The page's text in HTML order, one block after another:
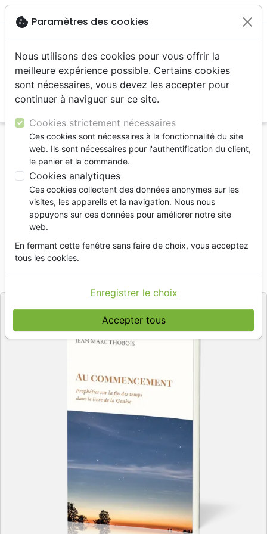
menu
Accueil Livres Etude de la Bible
Commentaires
Au commencement - Prophéties sur la fin des
temps dans le livre de la Génèse
Au commencement
Prophéties sur la fin des temps dans le
livre de la Genèse
Jean-Marc Thobois
cookie Paramètres des cookies
Nous utilisons des cookies pour vous offrir la
meilleure expérience possible. Certains cookies
sont nécessaires, vous devez les accepter pour
continuer à naviguer sur ce site.
Cookies strictement nécessaires
Ces cookies sont nécessaires à la fonctionnalité du site
web. Ils sont nécessaires pour l'authentification du client,
le panier et la commande.
Cookies analytiques
Ces cookies collectent des données anonymes sur les
visites, les appareils et la navigation. Nous nous
appuyons sur ces données pour améliorer notre site
web.
En fermant cette fenêtre sans faire de choix, vous acceptez
tous les cookies.
Accepter tous
Enregistrer le choix